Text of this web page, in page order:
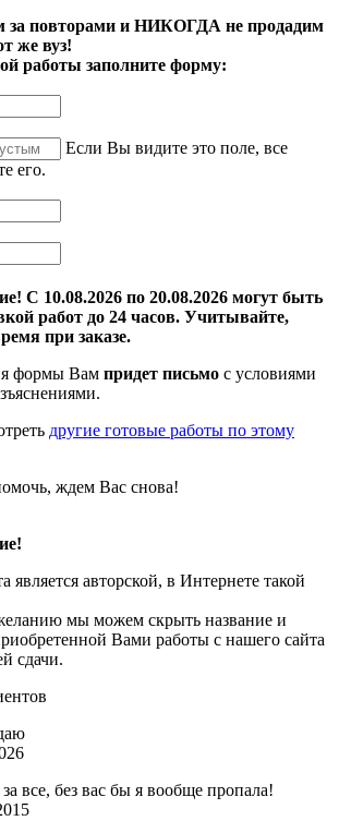
за повторами и НИКОГДА не продадим
же вуз!
работы заполните форму:
Если Вы видите это поле, все
его.
С 10.08.2026 по 20.08.2026 могут быть
работ до 24 часов. Учитывайте,
при заказе.
формы Вам придет письмо с условиями
другие готовые работы по этому
ждем Вас снова!
является авторской, в Интернете такой
мы можем скрыть название и
Вами работы с нашего сайта
сдачи.
все, без вас бы я вообще пропала!